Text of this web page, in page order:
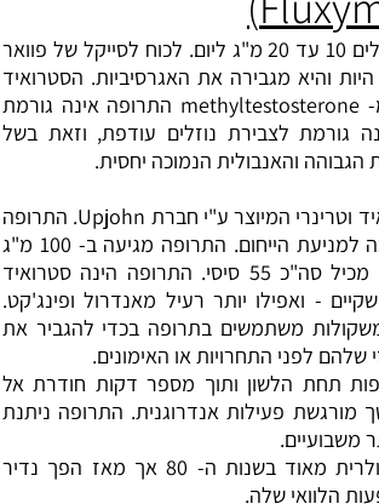
מינון: ספורטאים נוטלים 10 עד 20 מ"ג ליום. לכוח לסייקל של פוואר
היות והיא מגבירה את האגרסיביות. הסטרואיד
הינו אורלי הניגזר מ- methyltestosterone התרופה אינה גורמת
גורמת לצבירת נוזלים עודפת, וזאת בשל
הגבוהה והאנבולית הנמוכה יחסית.
התרופה הינה סטרואיד וטרינרי המיוצר ע"י חברת Upjohn. התרופה
נועדה לטיפול בכלבה למניעת הייחום. התרופה מגיעה ב- 100 מ"ג
ל- 1 סיסי, והבקבוק מכיל סה"כ 55 סיסי. התרופה הינה סטרואיד
- ואפילו יותר רעיל מאנדרול ופינג'קט.
משתמשים בתרופה בכדי להגביר את
שלהם לפני התחרויות או האימונים.
תחת הלשון ותוך מספר דקות חודרת אל
פעילות אנדרוגנית. התרופה ניתנת
משבועיים.
התרופה הייתה פופולרית מאוד בשנות ה- 80 אך מאז הפך נדיר
הלוואי שלה.